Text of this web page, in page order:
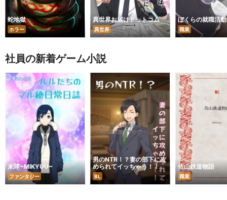
蛇地獄
ホラー
異世界お届けドットコム
異世界
ぼくらの就職活
職業
社員の新着ゲーム小説
未球~MIKYUU~
ファンタジー
男のNTR！？妻の部下に攻
められてイッちゃう！！
BL
佐山鉄道物語
職業